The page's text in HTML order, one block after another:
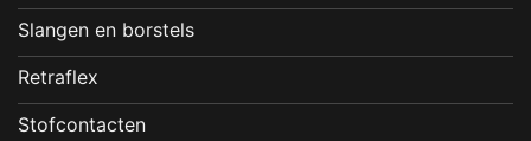
Slangen en borstels
Retraflex
Stofcontacten